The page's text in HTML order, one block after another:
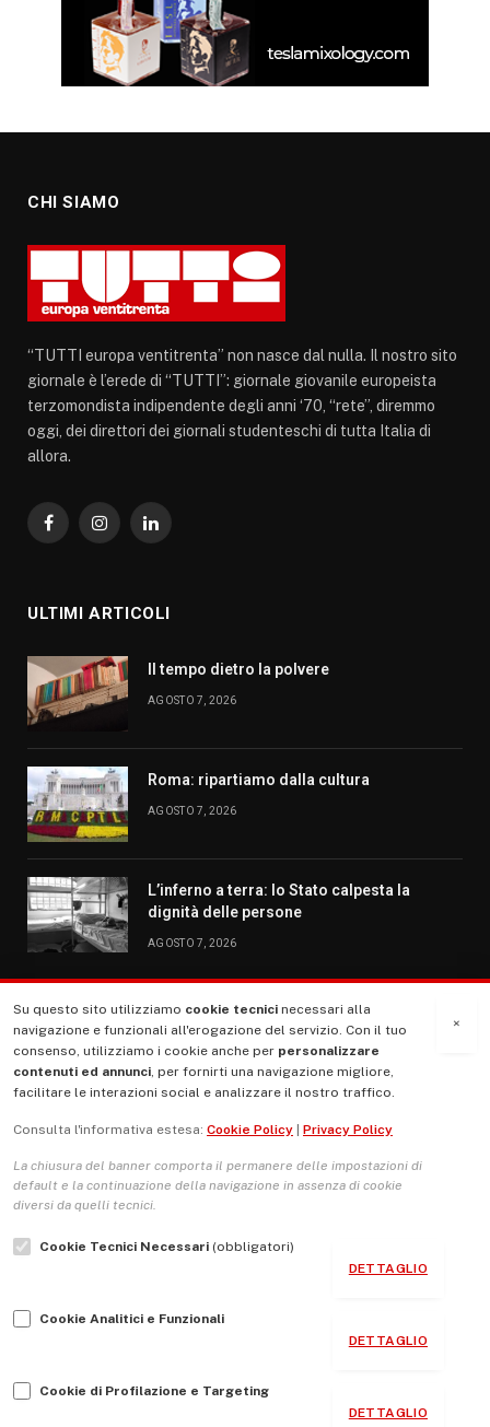
CHI SIAMO
“TUTTI europa ventitrenta” non nasce dal nulla. Il nostro sito
giornale è l’erede di “TUTTI”: giornale giovanile europeista
terzomondista indipendente degli anni ‘70, “rete”, diremmo
oggi, dei direttori dei giornali studenteschi di tutta Italia di
allora.
FacebookInstagramLinkedIn
ULTIMI ARTICOLI
Il tempo dietro la polvere
AGOSTO 7, 2026
Roma: ripartiamo dalla cultura
AGOSTO 7, 2026
L’inferno a terra: lo Stato calpesta la
dignità delle persone
AGOSTO 7, 2026
MENU
La Nostra Storia
Le Copertine
L’Associazione
Indirizzo Socio Politico Culturale
Guida per le autrici e gli autori
×
Su questo sito utilizziamo cookie tecnici necessari alla
navigazione e funzionali all'erogazione del servizio. Con il tuo
consenso, utilizziamo i cookie anche per personalizzare
contenuti ed annunci, per fornirti una navigazione migliore,
facilitare le interazioni social e analizzare il nostro traffico.
Consulta l'informativa estesa: Cookie Policy Privacy Policy
La chiusura del banner comporta il permanere delle impostazioni di
default e la continuazione della navigazione in assenza di cookie
diversi da quelli tecnici.
Cookie Tecnici Necessari (obbligatori)
DETTAGLIO
Cookie Analitici e Funzionali
DETTAGLIO
Cookie di Profilazione e Targeting
DETTAGLIO